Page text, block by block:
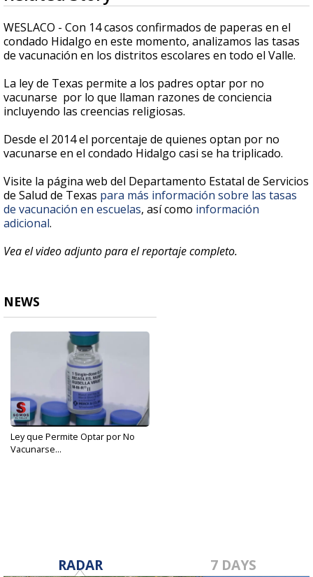
of
1
minute,
17
seconds
WESLACO - Con 14 casos confirmados de paperas en el
condado Hidalgo en este momento, analizamos las tasas
de vacunación en los distritos escolares en todo el Valle.
La ley de Texas permite a los padres optar por no
vacunarse por lo que llaman razones de conciencia
incluyendo las creencias religiosas.
Desde el 2014 el porcentaje de quienes optan por no
vacunarse en el condado Hidalgo casi se ha triplicado.
Visite la página web del Departamento Estatal de Servicios
de Salud de Texas para más información sobre las tasas
de vacunación en escuelas, así como información
adicional.
Vea el video adjunto para el reportaje completo.
NEWS
Ley que Permite Optar por No
Vacunarse...
RADAR 7 DAYS